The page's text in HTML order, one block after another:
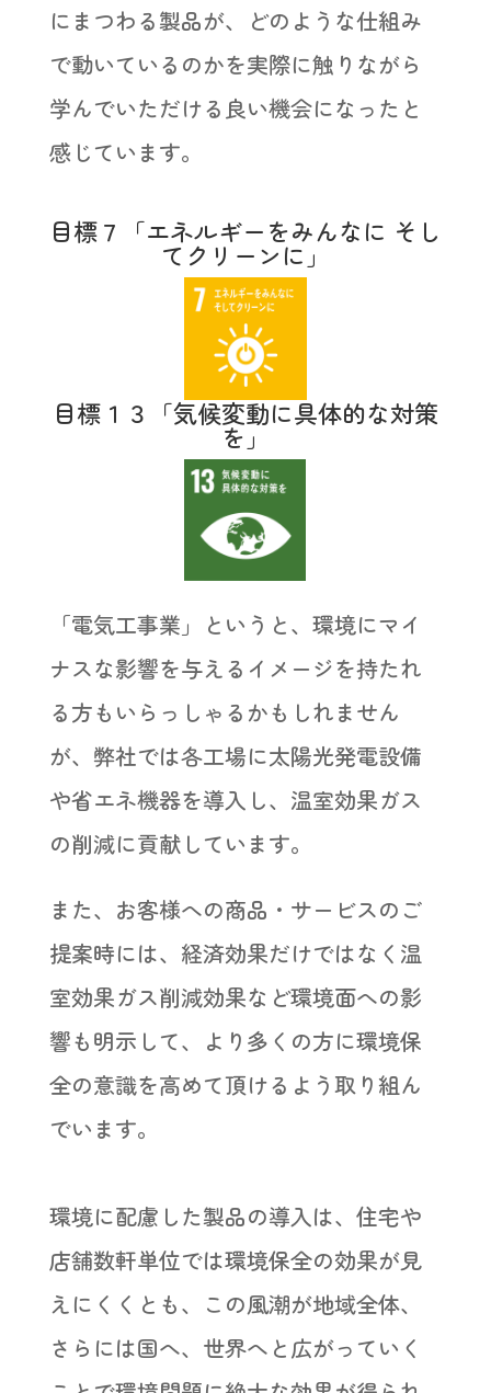
にまつわる製品が、どのような仕組み
で動いているのかを実際に触りながら
学んでいただける良い機会になったと
感じています。
目標７「エネルギーをみんなに そし
てクリーンに」
目標１３「気候変動に具体的な対策
を」
「電気工事業」というと、環境にマイ
ナスな影響を与えるイメージを持たれ
る方もいらっしゃるかもしれません
が、弊社では各工場に太陽光発電設備
や省エネ機器を導入し、温室効果ガス
の削減に貢献しています。
また、お客様への商品・サービスのご
提案時には、経済効果だけではなく温
室効果ガス削減効果など環境面への影
響も明示して、より多くの方に環境保
全の意識を高めて頂けるよう取り組ん
でいます。
環境に配慮した製品の導入は、住宅や
店舗数軒単位では環境保全の効果が見
えにくくとも、この風潮が地域全体、
さらには国へ、世界へと広がっていく